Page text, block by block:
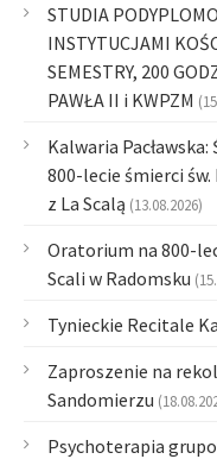
STUDIA
INSTYTUCJAMI
SEMESTRY, 200
PAWŁA II i KWPZM
Kalwaria
800-lecie śmierci
z La Scalą (13.08.2026)
Oratorium na 800-
Scali w Radomsku
Tynieckie Recitale
Zaproszenie na
Sandomierzu
Psychoterapia